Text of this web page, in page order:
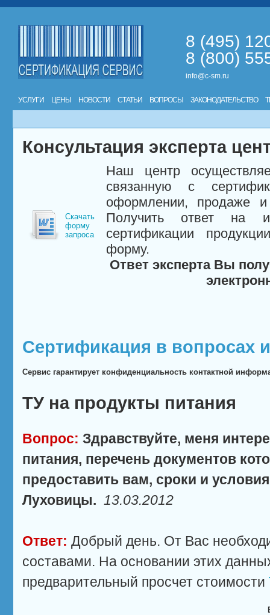
8 (495)
8 (800)
info@c-sm.ru
УСЛУГИ ЦЕНЫ НОВОСТИ СТАТЬИ ВОПРОСЫ ЗАКОНОДАТЕЛЬСТВО
Консультация эксперта
Скачать
форму
запроса
Наш центр
связанную с
оформлении, продаже и
Получить ответ на
сертификации
форму.
Ответ эксперта Вы
Сертификация в вопросах
Сервис гарантирует конфиденциальность контактной
ТУ на продукты питания
Вопрос: Здравствуйте, меня
питания, перечень документов
предоставить вам, сроки и
Луховицы. 13.03.2012
Ответ: Добрый день. От Вас
составами. На основании этих
предварительный просчет стоимости